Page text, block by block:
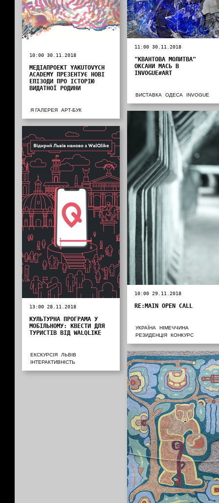
11:00 30.11.2018
"КВАНТОВА МОЛИТВА"
ОКСАНИ МАСЬ В
INVOGUE#ART
ВИСТАВКА ОДЕСА INVOGUE
10:00 30.11.2018
МЕДІАПРОЕКТ YAKUTOVYCH
ACADEMY ПРЕЗЕНТУЄ НОВІ
ЕПІЗОДИ ПРО ІСТОРІЮ
ВИДАТНОЇ РОДИНИ
Я ГАЛЕРЕЯ АРТ-БУК
10:00 29.11.2018
RE:MAIN OPEN CALL
УКРАЇНА
НІМЕЧЧИНА
РЕЗИДЕНЦІЯ
КОНКУРС
13:00 28.11.2018
КУЛЬТУРНА ПРОГРАМА У
МОБІЛЬНОМУ: КВЕСТИ ДЛЯ
ТУРИСТІВ ВІД WALQLIKE
ЕКСКУРСІЯ
ЛЬВІВ
ІНТЕРАКТИВНІСТЬ